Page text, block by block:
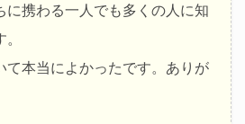
に携わる一人でも多くの人に知
て本当によかったです。ありが